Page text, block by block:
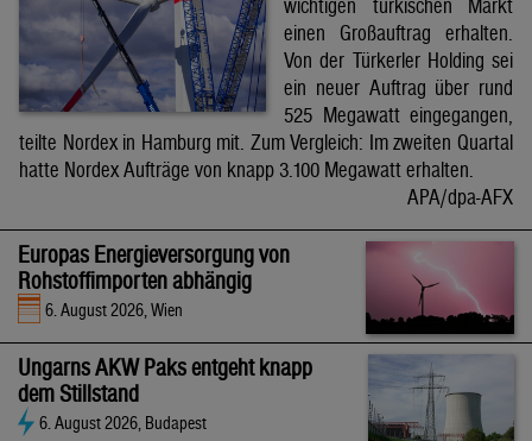
wichtigen türkischen Markt
einen Großauftrag erhalten.
Von der Türkerler Holding sei
ein neuer Auftrag über rund
525 Megawatt eingegangen,
teilte Nordex in Hamburg mit. Zum Vergleich: Im zweiten Quartal
hatte Nordex Aufträge von knapp 3.100 Megawatt erhalten.
APA/dpa-AFX
Europas Energieversorgung von
Rohstoffimporten abhängig
6. August 2026, Wien
Ungarns AKW Paks entgeht knapp
dem Stillstand
6. August 2026, Budapest